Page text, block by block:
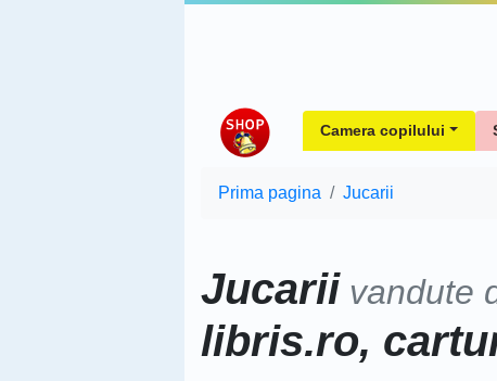
Camera copilului
Prima pagina Jucarii
Jucarii vandute
libris.ro,